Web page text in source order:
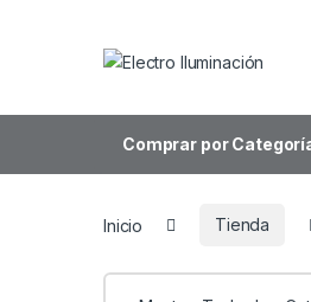
Comprar por
Inicio Tienda